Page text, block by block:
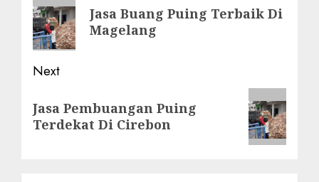
post:
Jasa Buang Puing Terbaik Di
Magelang
Next
post:
Jasa Pembuangan Puing
Terdekat Di Cirebon